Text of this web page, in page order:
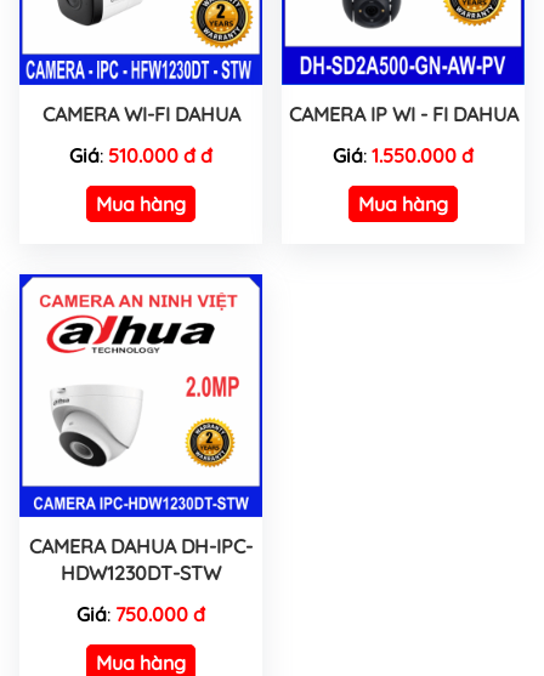
CAMERA WI-FI DAHUA
Giá: 510.000 đ đ
Mua hàng
CAMERA IP WI - FI DAHUA
Giá: 1.550.000 đ
Mua hàng
CAMERA DAHUA DH-IPC-
HDW1230DT-STW
Giá: 750.000 đ
Mua hàng